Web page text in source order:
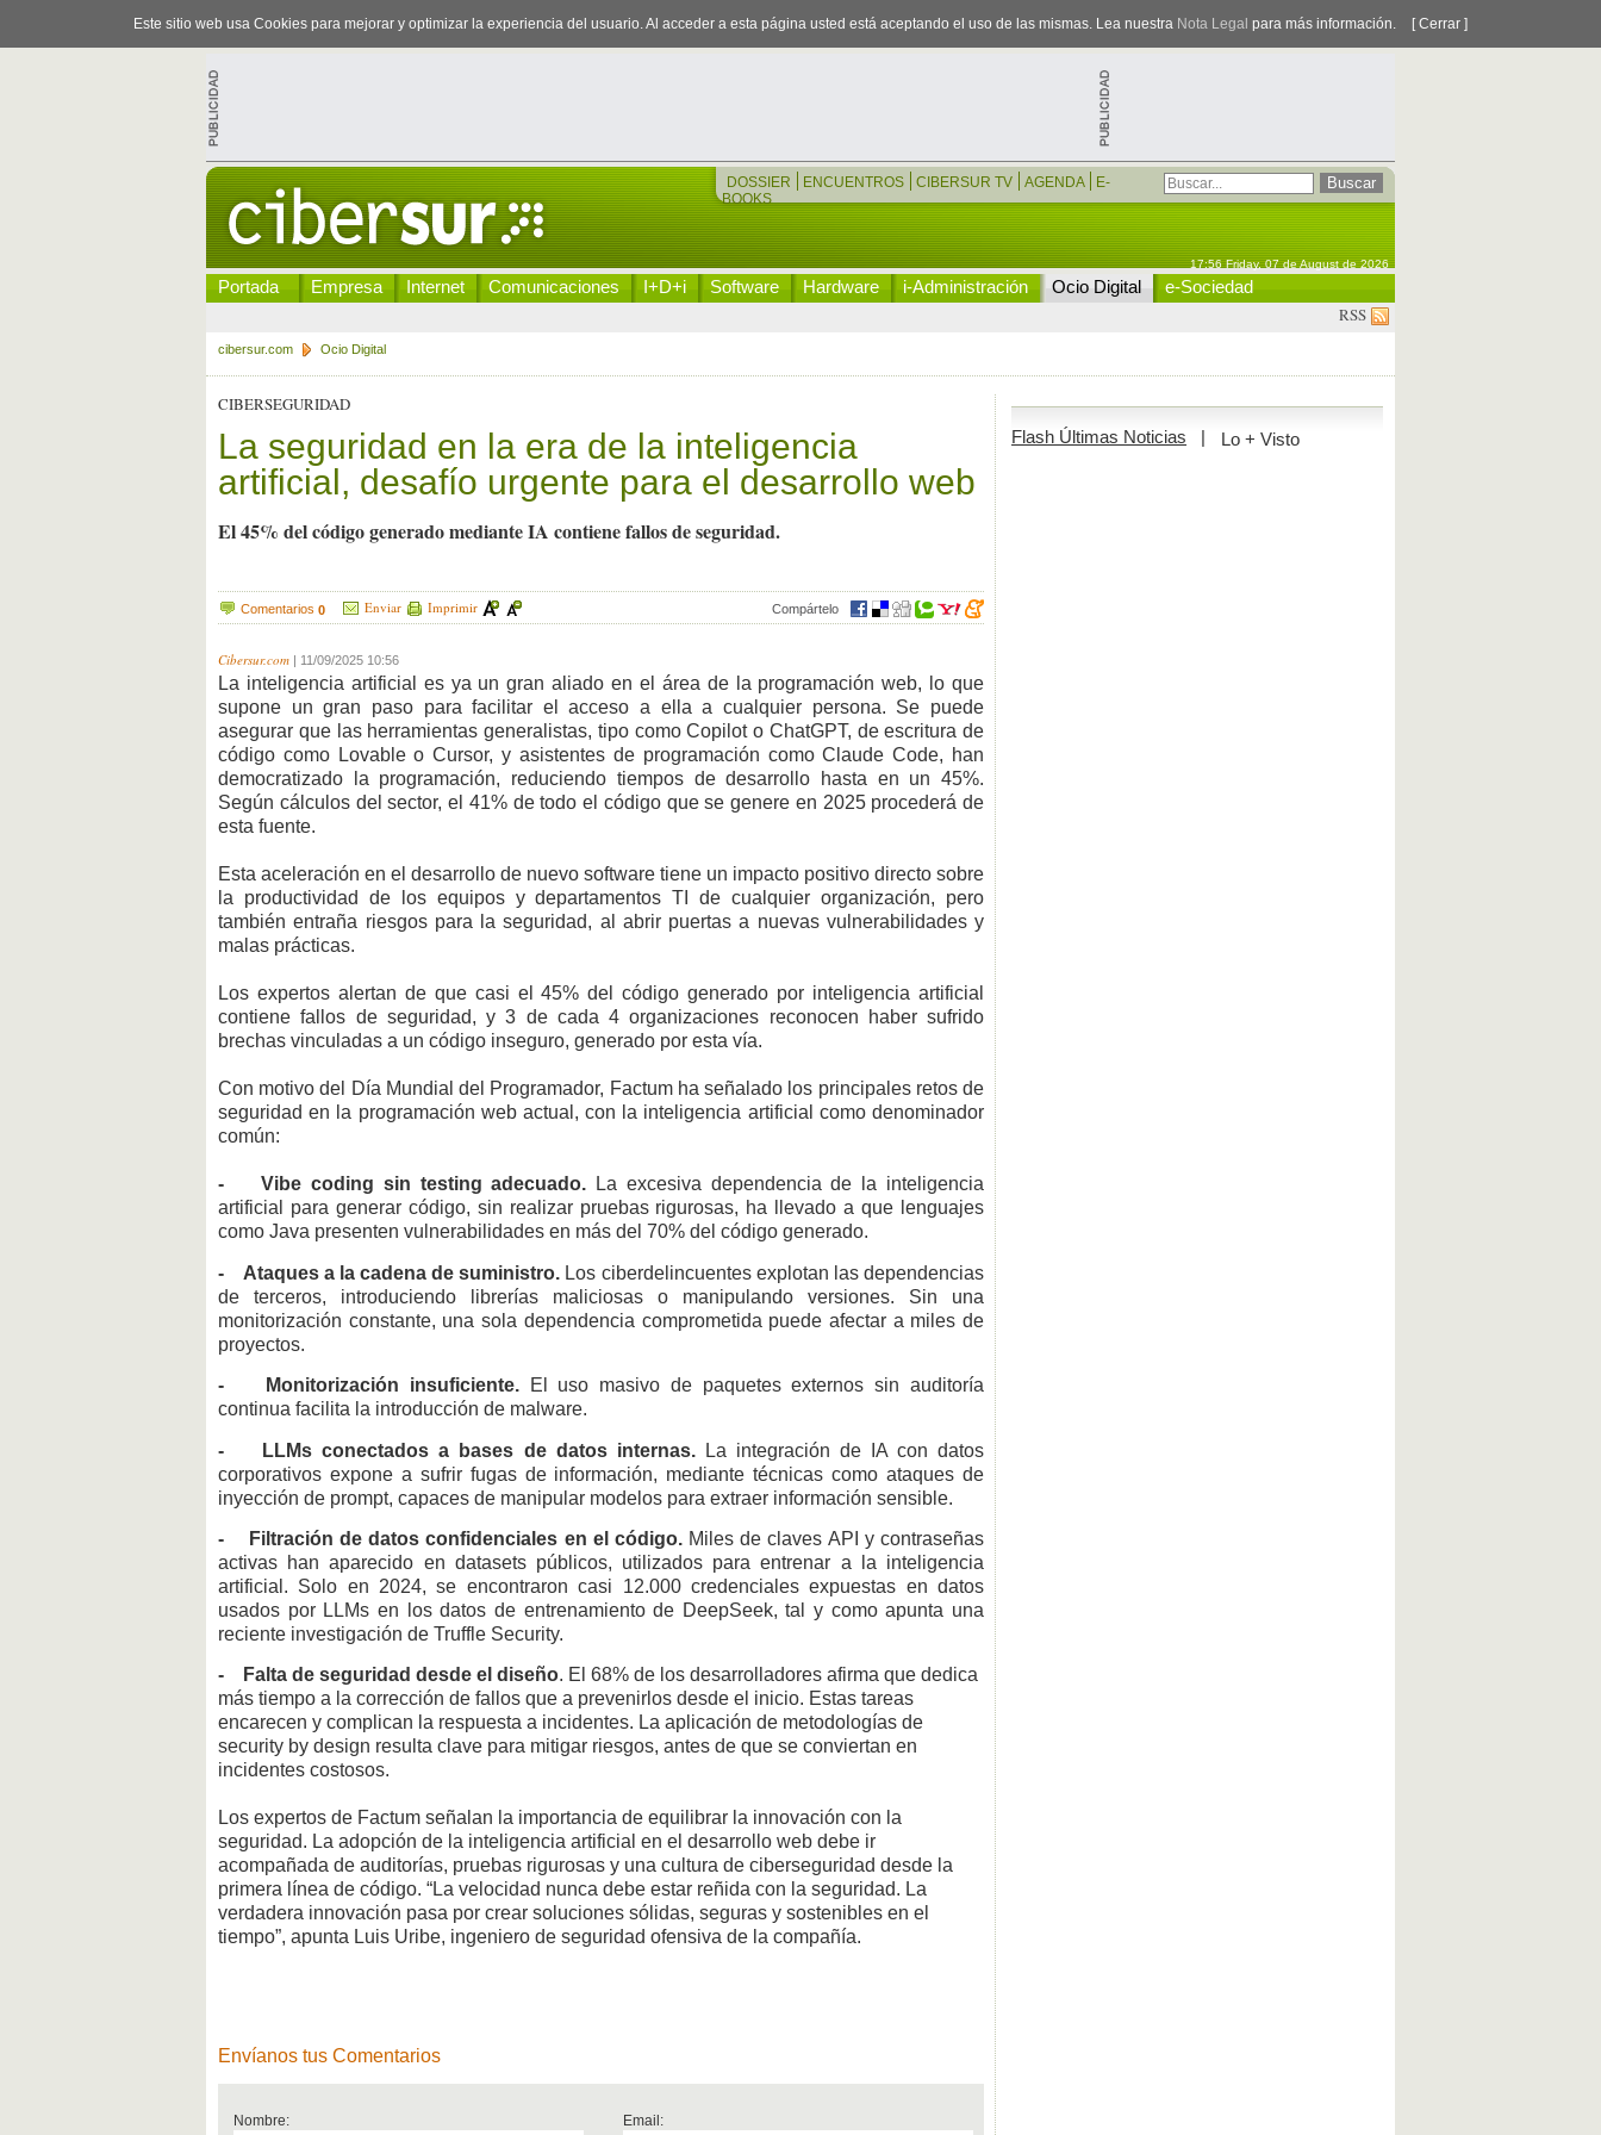
Este sitio web usa Cookies para mejorar y optimizar la experiencia del usuario. Al acceder a esta página usted está aceptando el uso de las mismas. Lea nuestra Nota Legal para más información. [ Cerrar ]
DOSSIER ENCUENTROS CIBERSUR TV AGENDA
E-
BOOKS
17:56 Friday, 07 de August de 2026
Portada Empresa Internet Comunicaciones I+D+i Software Hardware i-Administración Ocio Digital e-Sociedad
RSS
cibersur.com Ocio Digital
CIBERSEGURIDAD
La seguridad en la era de la inteligencia
artificial, desafío urgente para el desarrollo web
El 45% del código generado mediante IA contiene fallos de seguridad.
Comentarios 0 Enviar Imprimir Compártelo
Cibersur.com 11/09/2025 10:56
La inteligencia artificial es ya un gran aliado en el área de la programación web, lo que
supone un gran paso para facilitar el acceso a ella a cualquier persona. Se puede
asegurar que las herramientas generalistas, tipo como Copilot o ChatGPT, de escritura de
código como Lovable o Cursor, y asistentes de programación como Claude Code, han
democratizado la programación, reduciendo tiempos de desarrollo hasta en un 45%.
Según cálculos del sector, el 41% de todo el código que se genere en 2025 procederá de
esta fuente.
Esta aceleración en el desarrollo de nuevo software tiene un impacto positivo directo sobre
la productividad de los equipos y departamentos TI de cualquier organización, pero
también entraña riesgos para la seguridad, al abrir puertas a nuevas vulnerabilidades y
malas prácticas.
Los expertos alertan de que casi el 45% del código generado por inteligencia artificial
contiene fallos de seguridad, y 3 de cada 4 organizaciones reconocen haber sufrido
brechas vinculadas a un código inseguro, generado por esta vía.
Con motivo del Día Mundial del Programador, Factum ha señalado los principales retos de
seguridad en la programación web actual, con la inteligencia artificial como denominador
común:
- Vibe coding sin testing adecuado. La excesiva dependencia de la inteligencia
artificial para generar código, sin realizar pruebas rigurosas, ha llevado a que lenguajes
como Java presenten vulnerabilidades en más del 70% del código generado.
- Ataques a la cadena de suministro. Los ciberdelincuentes explotan las dependencias
de terceros, introduciendo librerías maliciosas o manipulando versiones. Sin una
monitorización constante, una sola dependencia comprometida puede afectar a miles de
proyectos.
- Monitorización insuficiente.El uso masivo de paquetes externos sin auditoría
continua facilita la introducción de malware.
- LLMs conectados a bases de datos internas.La integración de IA con datos
corporativos expone a sufrir fugas de información, mediante técnicas como ataques de
inyección de prompt, capaces de manipular modelos para extraer información sensible.
- Filtración de datos confidenciales en el código. Miles de claves API y contraseñas
activas han aparecido en datasets públicos, utilizados para entrenar a la inteligencia
artificial. Solo en 2024, se encontraron casi 12.000 credenciales expuestas en datos
usados por LLMs en los datos de entrenamiento de DeepSeek, tal y como apunta una
reciente investigación de Truffle Security.
- Falta de seguridad desde el diseño. El 68% de los desarrolladores afirma que dedica
más tiempo a la corrección de fallos que a prevenirlos desde el inicio. Estas tareas
encarecen y complican la respuesta a incidentes. La aplicación de metodologías de
security by design resulta clave para mitigar riesgos, antes de que se conviertan en
incidentes costosos.
Los expertos de Factum señalan la importancia de equilibrar la innovación con la
seguridad. La adopción de la inteligencia artificial en el desarrollo web debe ir
acompañada de auditorías, pruebas rigurosas y una cultura de ciberseguridad desde la
primera línea de código. “La velocidad nunca debe estar reñida con la seguridad. La
verdadera innovación pasa por crear soluciones sólidas, seguras y sostenibles en el
tiempo”, apunta Luis Uribe, ingeniero de seguridad ofensiva de la compañía.
Envíanos tus Comentarios
Nombre: Email:
Flash Últimas Noticias | Lo + Visto